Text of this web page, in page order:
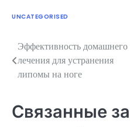
UNCATEGORISED
Навигация
по
Эффективность домашнего
лечения для устранения
липомы на ноге
Связанные